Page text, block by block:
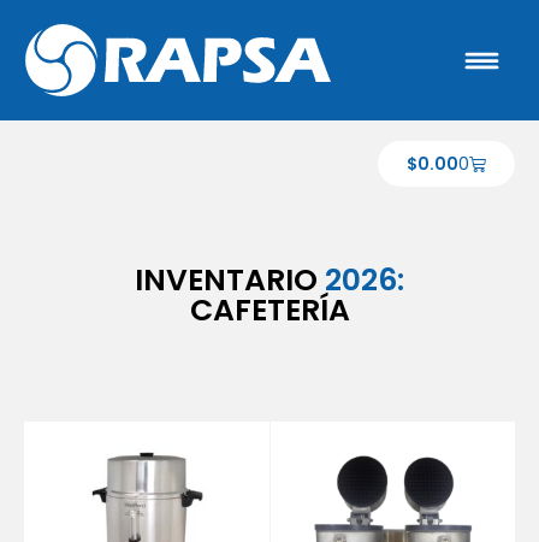
$0.000
INVENTARIO 2026:
CAFETERÍA